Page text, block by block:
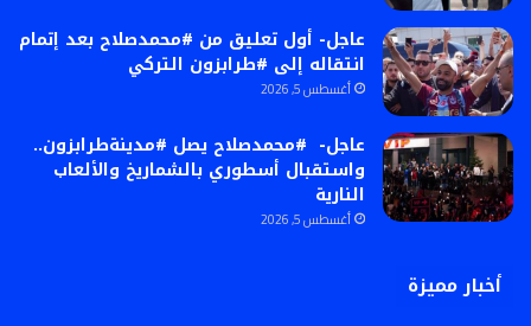
عاجل- أول تعليق من #محمدصلاح بعد إتمام
انتقاله إلى #طرابزون التركي
أغسطس 5, 2026
عاجل- #محمدصلاح يصل #مدينةطرابزون..
واستقبال أسطوري بالشماريخ والألعاب
النارية
أغسطس 5, 2026
أخبار مميزة